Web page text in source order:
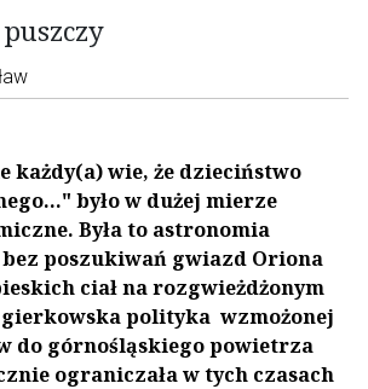
każdy(a) wie, że dzieciństwo
było w dużej mierze
Była to astronomia
poszukiwań gwiazd Oriona
ciał na rozgwieżdżonym
polityka wzmożonej
do górnośląskiego powietrza
ograniczała w tych czasach